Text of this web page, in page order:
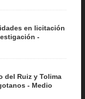
en licitación
-
del Ruiz y Tolima
- Medio